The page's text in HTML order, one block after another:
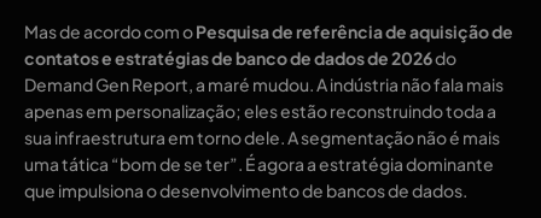
Mas de acordo com oPesquisa de referência de aquisição de
contatos e estratégias de banco de dados de 2026do
Demand Gen Report, a maré mudou. A indústria não fala mais
apenas em personalização; eles estão reconstruindo toda a
sua infraestrutura em torno dele. A segmentação não é mais
uma tática “bom de se ter”. É agora a estratégia dominante
que impulsiona o desenvolvimento de bancos de dados.